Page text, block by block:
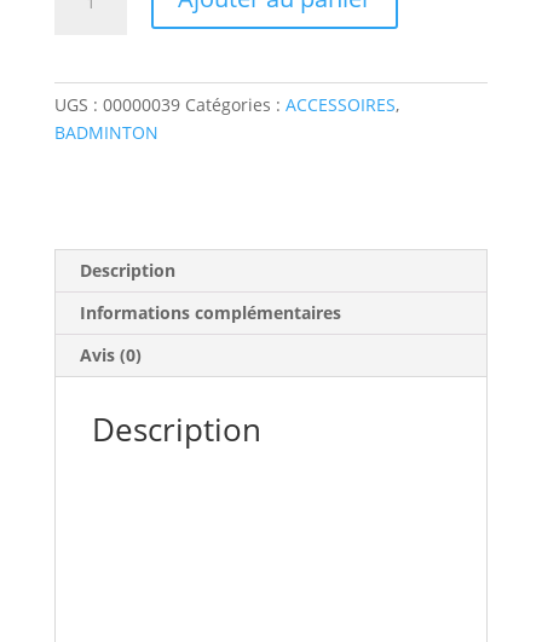
UGS : 00000039 Catégories : ACCESSOIRES,
BADMINTON
Description
Informations complémentaires
Avis (0)
Description